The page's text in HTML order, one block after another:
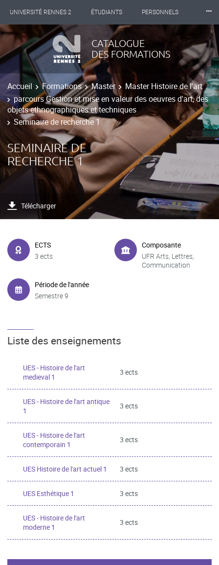
UNIVERSITÉ RENNES 2 ÉTUDIANTS PERSONNELS
INTERNATIONAL PROFESSIONNELS BIBLIOTHÈQUES
LES NOUVELLES DE RENNES 2
⸱⸱⸱
CATALOGUE
DES FORMATIONS
Accueil Formations Master
Master Histoire de l'art
parcours Gestion et mise en valeur des oeuvres d'art, des
objets ethnographiques et techniques
Seminaire de recherche 1
SEMINAIRE DE
RECHERCHE 1
Télécharger
ECTS
3 ects
Composante
UFR Arts, Lettres,
Communication
Période de l'année
Semestre 9
Liste des enseignements
UES - Histoire de l'art
medieval 1
3 ects
UES - Histoire de l'art antique
1
3 ects
UES - Histoire de l'art
contemporain 1
3 ects
UES Histoire de l'art actuel 1 3 ects
UES Esthétique 1 3 ects
UES - Histoire de l'art
moderne 1
3 ects